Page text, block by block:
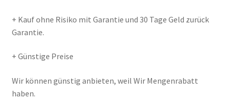
+ Kauf ohne Risiko mit Garantie und 30 Tage Geld zurück
Garantie.
+ Günstige Preise
Wir können günstig anbieten, weil Wir Mengenrabatt
haben.